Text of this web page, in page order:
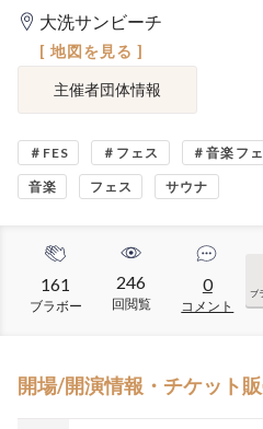
大洗サンビーチ
[ 地図を見る ]
主催者団体情報
＃FES ＃フェス ＃音楽フ
音楽 フェス サウナ
161
ブラボー
246
回閲覧
0
コメント
ブ
開場/開演情報・チケット